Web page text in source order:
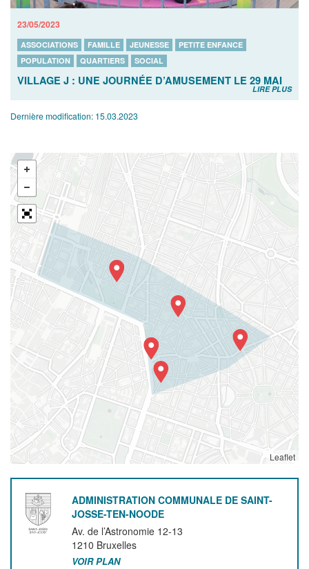
23/05/2023
ASSOCIATIONS FAMILLE JEUNESSE
PETITE ENFANCE
POPULATION
QUARTIERS SOCIAL
VILLAGE J : UNE JOURNÉE D’AMUSEMENT LE 29 MAI
LIRE PLUS
Dernière modification: 15.03.2023
Leaflet
ADMINISTRATION COMMUNALE DE SAINT-
JOSSE-TEN-NOODE
Av. de l’Astronomie 12-13
1210 Bruxelles
VOIR PLAN